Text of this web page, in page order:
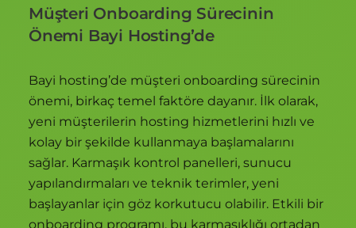
Müşteri Onboarding Sürecinin
Önemi Bayi Hosting’de
Bayi hosting’de müşteri onboarding sürecinin
önemi, birkaç temel faktöre dayanır. İlk olarak,
yeni müşterilerin hosting hizmetlerini hızlı ve
kolay bir şekilde kullanmaya başlamalarını
sağlar. Karmaşık kontrol panelleri, sunucu
yapılandırmaları ve teknik terimler, yeni
başlayanlar için göz korkutucu olabilir. Etkili bir
onboarding programı, bu karmaşıklığı ortadan